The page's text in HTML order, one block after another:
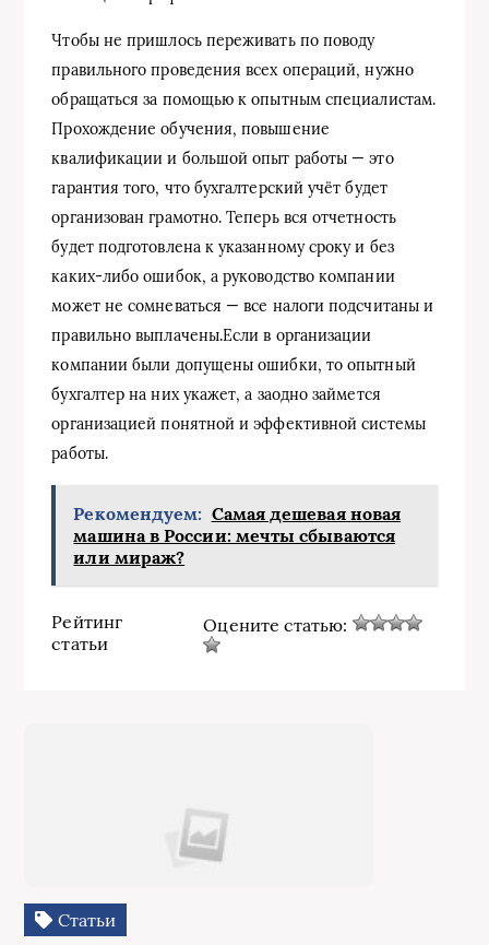
Чтобы не пришлось переживать по поводу
правильного проведения всех операций, нужно
обращаться за помощью к опытным специалистам.
Прохождение обучения, повышение
квалификации и большой опыт работы — это
гарантия того, что бухгалтерский учёт будет
организован грамотно. Теперь вся отчетность
будет подготовлена к указанному сроку и без
каких-либо ошибок, а руководство компании
может не сомневаться — все налоги подсчитаны и
правильно выплачены.Если в организации
компании были допущены ошибки, то опытный
бухгалтер на них укажет, а заодно займется
организацией понятной и эффективной системы
работы.
Рекомендуем: Самая дешевая новая
машина в России: мечты сбываются
или мираж?
Рейтинг
статьи
Оцените статью:
Статьи